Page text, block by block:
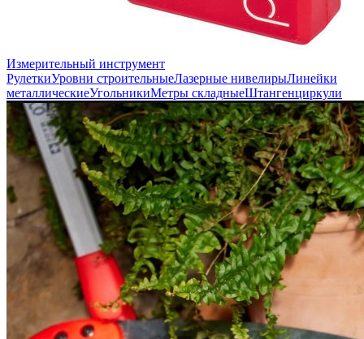
Измерительный инструмент
РулеткиУровни строительныеЛазерные нивелирыЛинейки
металлическиеУгольникиМетры складныеШтангенциркули